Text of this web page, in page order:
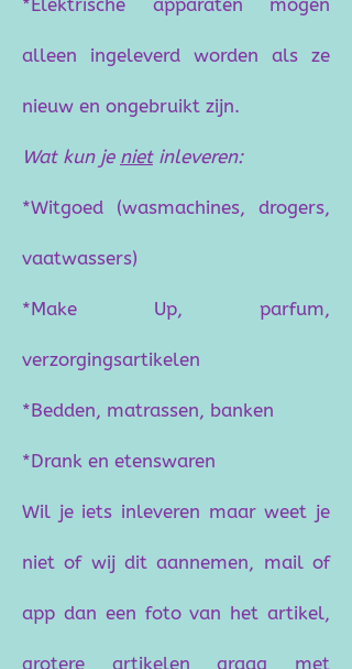
*Elektrische apparaten mogen
alleen ingeleverd worden als ze
nieuw en ongebruikt zijn.
Wat kun je nietinleveren:
*Witgoed (wasmachines, drogers,
vaatwassers)
*Make Up, parfum,
verzorgingsartikelen
*Bedden, matrassen, banken
*Drank en etenswaren
Wil je iets inleveren maar weet je
niet of wij dit aannemen, mail of
app dan een foto van het artikel,
grotere artikelen graag met